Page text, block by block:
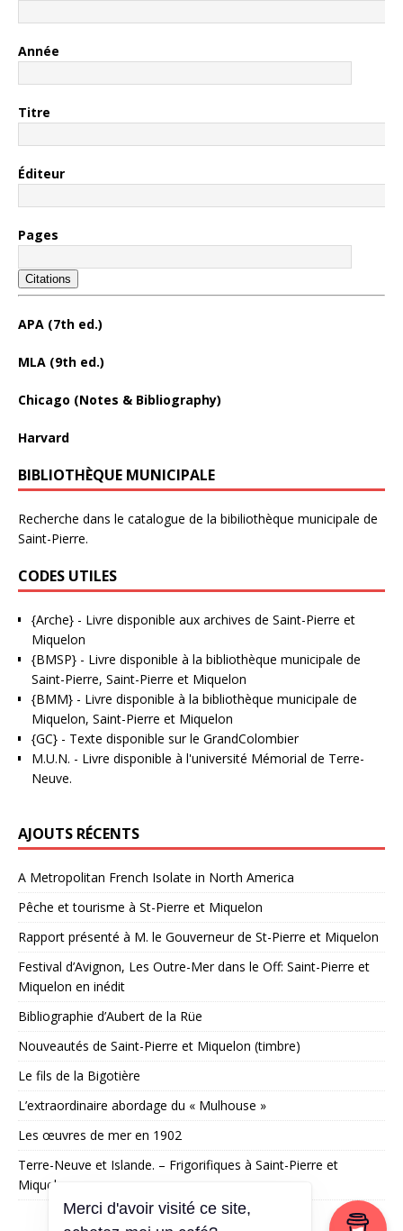
Année
Titre
Éditeur
Pages
Citations
APA (7th ed.)
MLA (9th ed.)
Chicago (Notes & Bibliography)
Harvard
BIBLIOTHÈQUE MUNICIPALE
Recherche dans le catalogue de la bibiliothèque municipale de
Saint-Pierre.
CODES UTILES
{Arche} - Livre disponible aux archives de Saint-Pierre et
Miquelon
{BMSP} - Livre disponible à la bibliothèque municipale de
Saint-Pierre, Saint-Pierre et Miquelon
{BMM} - Livre disponible à la bibliothèque municipale de
Miquelon, Saint-Pierre et Miquelon
{GC} - Texte disponible sur le GrandColombier
M.U.N. - Livre disponible à l'université Mémorial de Terre-
Neuve.
AJOUTS RÉCENTS
A Metropolitan French Isolate in North America
Pêche et tourisme à St-Pierre et Miquelon
Rapport présenté à M. le Gouverneur de St-Pierre et Miquelon
Festival d’Avignon, Les Outre-Mer dans le Off: Saint-Pierre et
Miquelon en inédit
Bibliographie d’Aubert de la Rüe
Nouveautés de Saint-Pierre et Miquelon (timbre)
Le fils de la Bigotière
L’extraordinaire abordage du « Mulhouse »
Les œuvres de mer en 1902
Terre-Neuve et Islande. – Frigorifiques à Saint-Pierre et
Miquelon
Merci d'avoir visité ce site,